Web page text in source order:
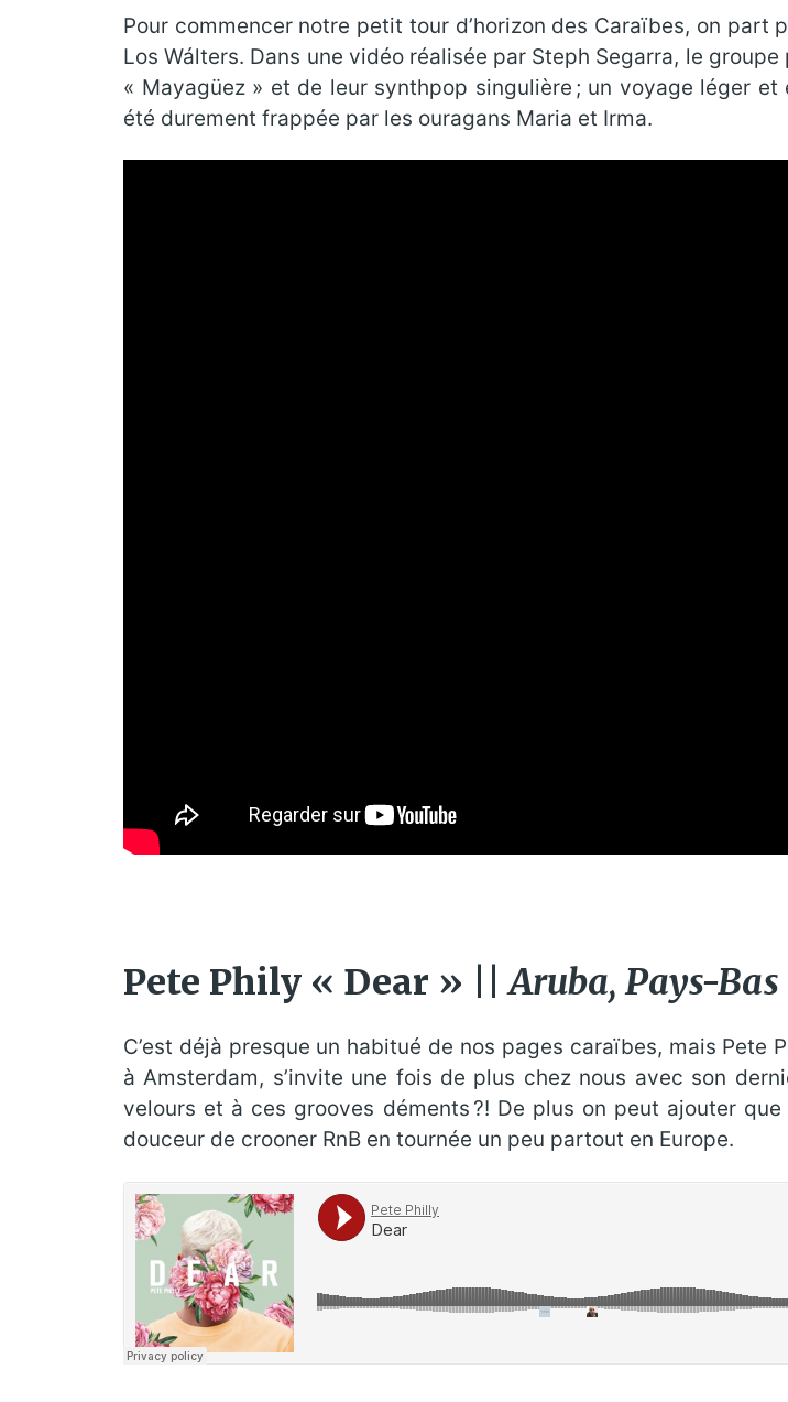
Pour commencer notre petit tour d’horizon des Caraïbes, on
Los Wálters. Dans une vidéo réalisée par Steph Segarra, le
« Mayagüez » et de leur synthpop singulière ; un voyage léger
été durement frappée par les ouragans Maria et Irma.
Pete Phily « Dear » ||Aruba, Pays-Bas
C’est déjà presque un habitué de nos pages caraïbes, mais Pete
à Amsterdam, s’invite une fois de plus chez nous avec son
velours et à ces grooves déments ?! De plus on peut ajouter
douceur de crooner RnB en tournée un peu partout en Europe.